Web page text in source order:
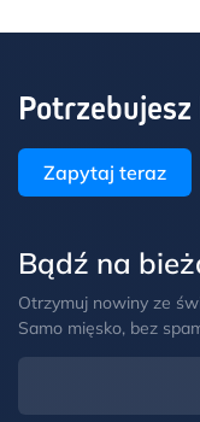
Zapytaj teraz
Bądź na
Otrzymuj nowiny ze
Samo mięsko, bez